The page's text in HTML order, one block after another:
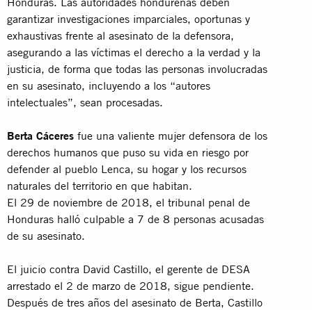
garantizar investigaciones imparciales, oportunas y
exhaustivas frente al asesinato de la defensora,
asegurando a las víctimas el derecho a la verdad y la
justicia, de forma que todas las personas involucradas
en su asesinato, incluyendo a los “autores
intelectuales”, sean procesadas.
Berta Cáceres fue una valiente mujer defensora de los
derechos humanos que puso su vida en riesgo por
defender al pueblo Lenca, su hogar y los recursos
naturales del territorio en que habitan.
El 29 de noviembre de 2018, el tribunal penal de
Honduras halló culpable a 7 de 8 personas acusadas
de su asesinato.
El juicio contra David Castillo, el gerente de DESA
arrestado el 2 de marzo de 2018, sigue pendiente.
Después de tres años del asesinato de Berta, Castillo